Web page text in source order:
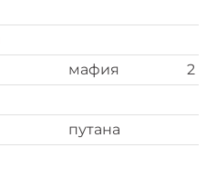
мафия
2
путана